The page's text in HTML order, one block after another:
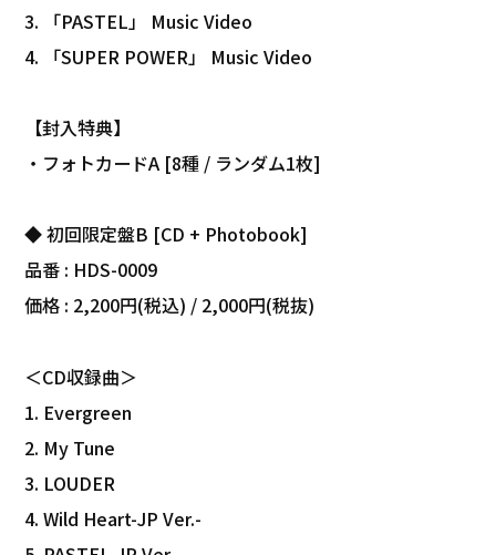
3. 「PASTEL」 Music Video
4. 「SUPER POWER」 Music Video
【封入特典】
・フォトカードA [8種 / ランダム1枚]
◆ 初回限定盤B [CD + Photobook]
品番 : HDS-0009
価格 : 2,200円(税込) / 2,000円(税抜)
＜CD収録曲＞
1. Evergreen
2. My Tune
3. LOUDER
4. Wild Heart-JP Ver.-